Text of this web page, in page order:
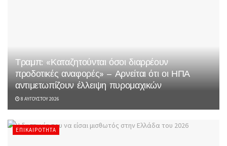
Τραμπ: «Καταζητούνται όσοι διαρρέουν
προδοτικές αναφορές» – Αρνείται ότι οι ΗΠΑ
αντιμετωπίζουν έλλειψη πυρομαχικών
8 ΑΥΓΟΎΣΤΟΥ 2026
ΕΠΙΚΑΙΡΌΤΗΤΑ